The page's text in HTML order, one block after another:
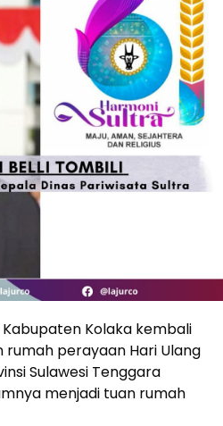
Kabupaten Kolaka kembali
perayaan Hari Ulang
Sulawesi Tenggara
menjadi tuan rumah